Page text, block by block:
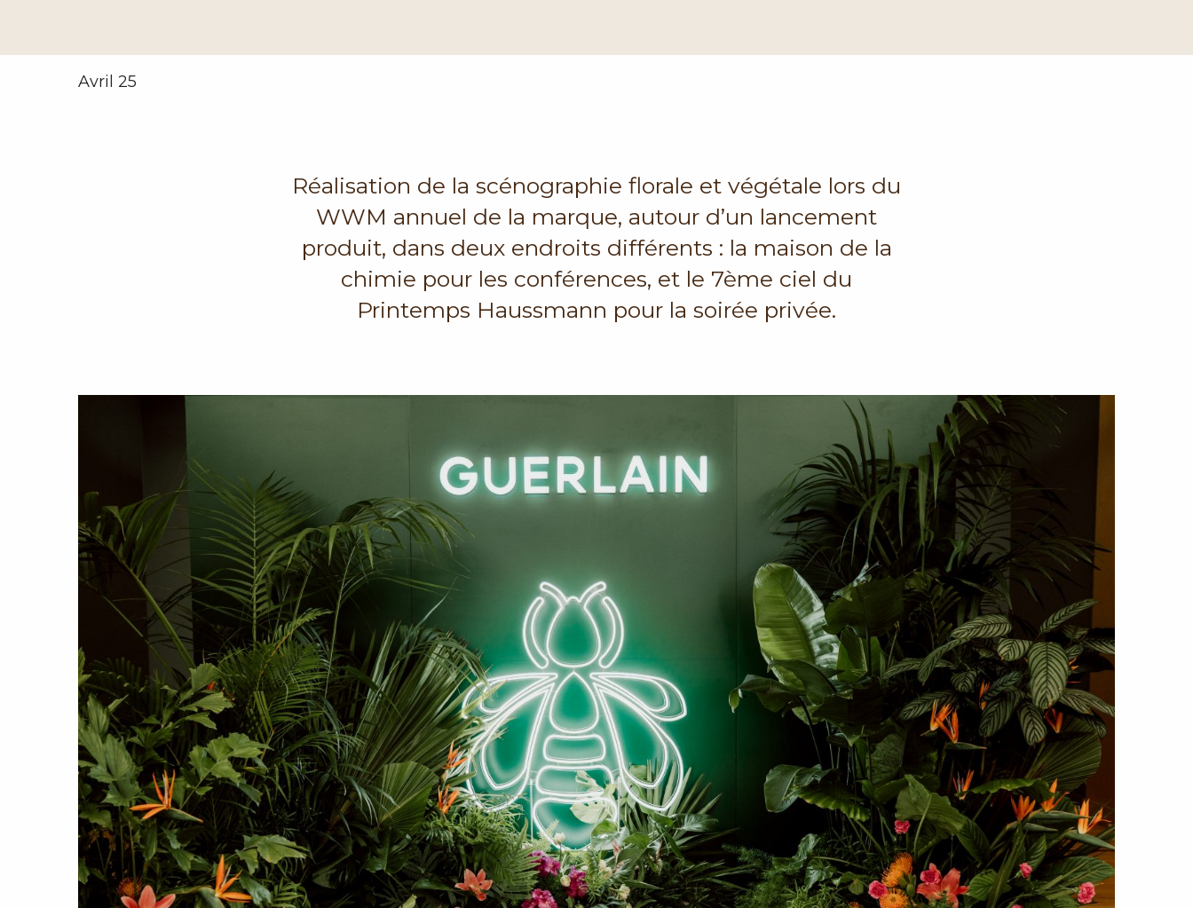
Avril 25
Réalisation de la scénographie florale et végétale lors du
WWM annuel de la marque, autour d’un lancement
produit, dans deux endroits différents : la maison de la
chimie pour les conférences, et le 7ème ciel du
Printemps Haussmann pour la soirée privée.